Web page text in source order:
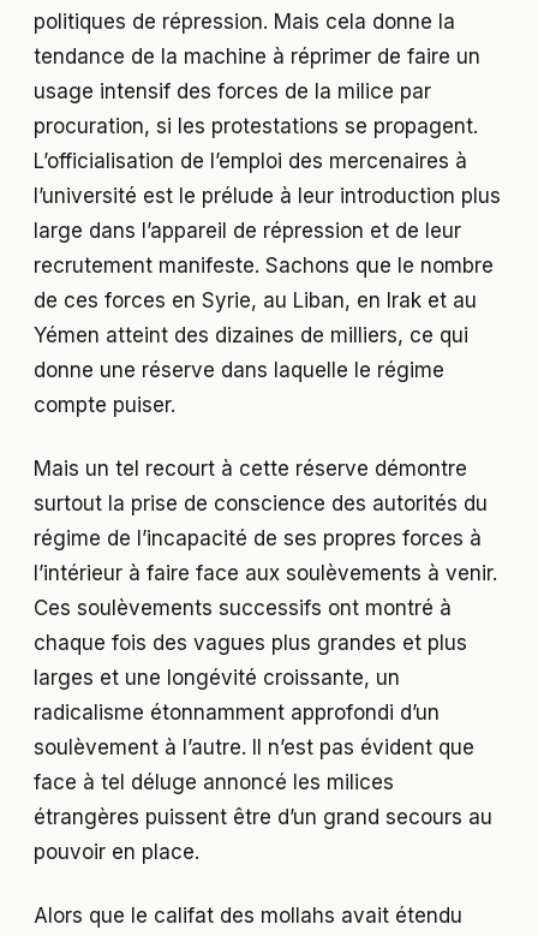
politiques de répression. Mais cela donne la
tendance de la machine à réprimer de faire un
usage intensif des forces de la milice par
procuration, si les protestations se propagent.
L’officialisation de l’emploi des mercenaires à
l’université est le prélude à leur introduction plus
large dans l’appareil de répression et de leur
recrutement manifeste. Sachons que le nombre
de ces forces en Syrie, au Liban, en Irak et au
Yémen atteint des dizaines de milliers, ce qui
donne une réserve dans laquelle le régime
compte puiser.
Mais un tel recourt à cette réserve démontre
surtout la prise de conscience des autorités du
régime de l’incapacité de ses propres forces à
l’intérieur à faire face aux soulèvements à venir.
Ces soulèvements successifs ont montré à
chaque fois des vagues plus grandes et plus
larges et une longévité croissante, un
radicalisme étonnamment approfondi d’un
soulèvement à l’autre. Il n’est pas évident que
face à tel déluge annoncé les milices
étrangères puissent être d’un grand secours au
pouvoir en place.
Alors que le califat des mollahs avait étendu